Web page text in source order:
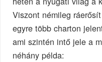
Viszont némileg
egyre több charton
ami szintén intő jele a
néhány példa: